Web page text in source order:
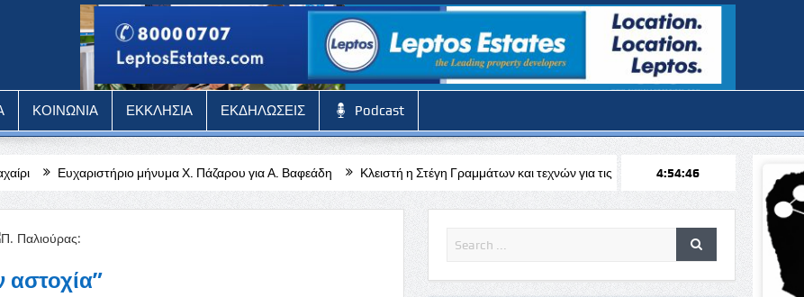
ΚΟΙΝΩΝΙΑ ΕΚΚΛΗΣΙΑ ΕΚΔΗΛΩΣΕΙΣ Podcast
μήνυμα Χ. Πάζαρου για Α. Βαφεάδη Κλειστή η Στέγη Γραμμάτων και τεχνών για τις θερινές διακοπές Απόπειρα φόνου στην Πάφο:
4:54:48